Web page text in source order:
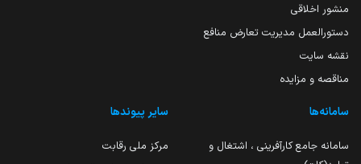
منشور اخلاقی
دستورالعمل مدیریت تعارض منافع
نقشه سایت
مناقصه و مزایده
سامانه‌ها
سامانه جامع کارآفرینی ، اشتغال و
سایر پیوندها
مرکز ملی رقابت